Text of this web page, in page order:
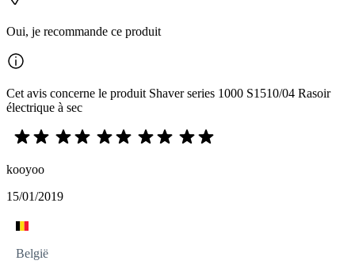
Oui, je recommande ce produit
Cet avis concerne le produit Shaver series 1000 S1510/04 Rasoir
électrique à sec
kooyoo
15/01/2019
België